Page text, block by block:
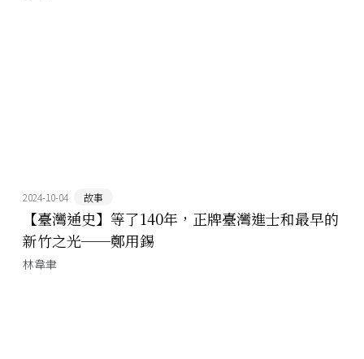
2024-10-04 故事
【臺灣通史】等了140年，正牌臺灣進士和最早的
新竹之光──鄭用錫
林韋聿